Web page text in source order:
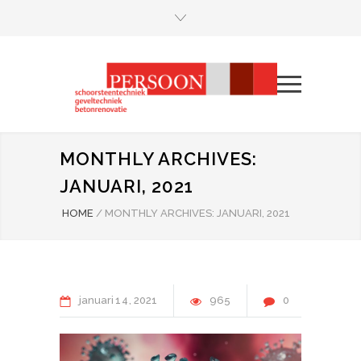
MONTHLY ARCHIVES:
JANUARI, 2021
HOME / MONTHLY ARCHIVES: JANUARI, 2021
januari 14 2021 965 0